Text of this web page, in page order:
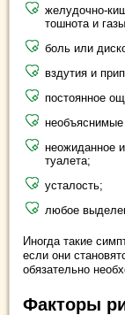
желудочно-
тошнота и
боль или
вздутия и
постоянное
необъяснимые
неожиданное
туалета;
усталость;
любое
Иногда такие
если они
обязательно
Факторы